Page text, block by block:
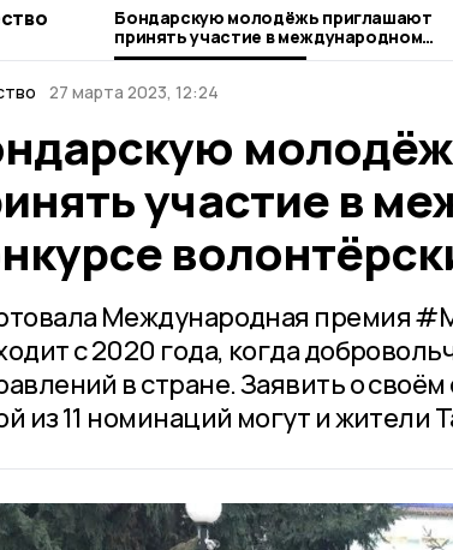
Бондарскую молодёжь приглашают
принять участие в международном
конкурсе волонтёрских проектов
27 марта 2023, 12:24
участие в
Международная премия
с 2020 года, когда
в стране. Заявить о
из 11 номинаций могут и жители